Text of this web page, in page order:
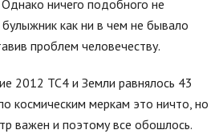
ничего подобного не
булыжник как ни в чем не бывало
проблем человечеству.
2012 ТС4 и Земли равнялось 43
космическим меркам это ничто, но
важен и поэтому все обошлось.